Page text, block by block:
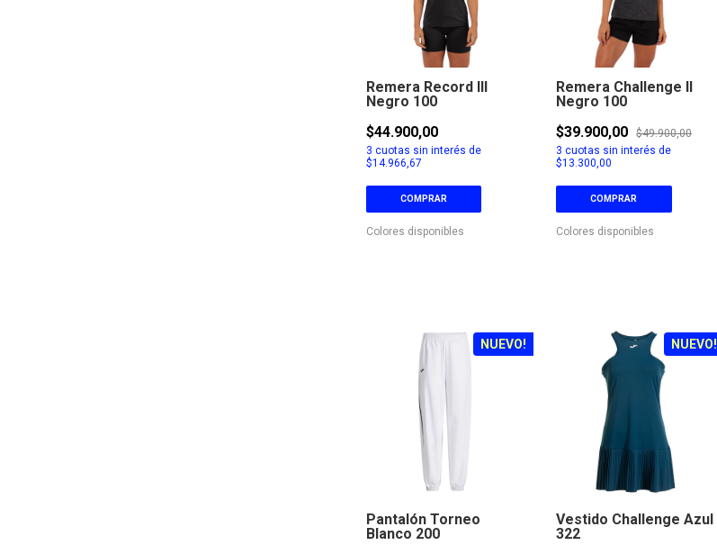
Remera Record III
Negro 100
$44.900,00
3 cuotas sin interés de
$14.966,67
COMPRAR
Colores disponibles
Remera Challenge II
Negro 100
$39.900,00
$49.900,00
3 cuotas sin interés de
$13.300,00
COMPRAR
Colores disponibles
NUEVO!
Pantalón Torneo
Blanco 200
NUEVO!
Vestido Challenge Azul
322